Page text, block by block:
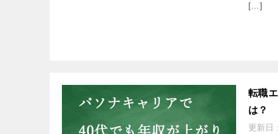
[…]
転職
は？
更新日：